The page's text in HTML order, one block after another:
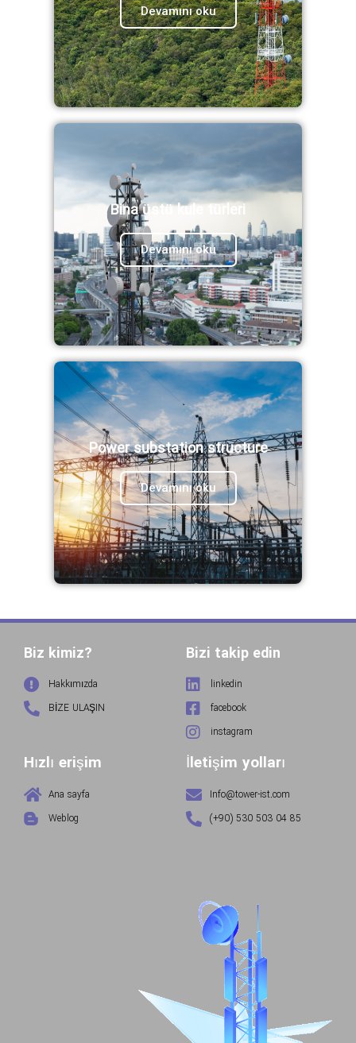
Devamını oku
Bina üstü kule türleri
Devamını oku
Power substation structure
Devamını oku
Biz kimiz?
Hakkımızda
BİZE ULAŞIN
Bizi takip edin
linkedin
facebook
instagram
Hızlı erişim
Ana sayfa
Weblog
İletişim yolları
Info@tower-ist.com
(+90) 530 503 04 85